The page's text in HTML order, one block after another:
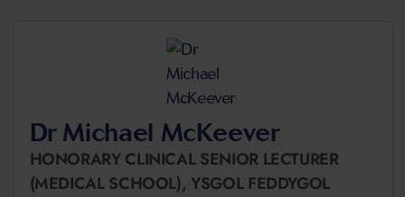
Dr Michael McKeever
HONORARY CLINICAL SENIOR LECTURER
(MEDICAL SCHOOL), YSGOL FEDDYGOL